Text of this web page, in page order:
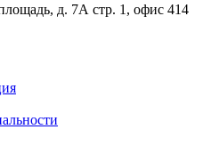
д. 7А стр. 1, офис 414